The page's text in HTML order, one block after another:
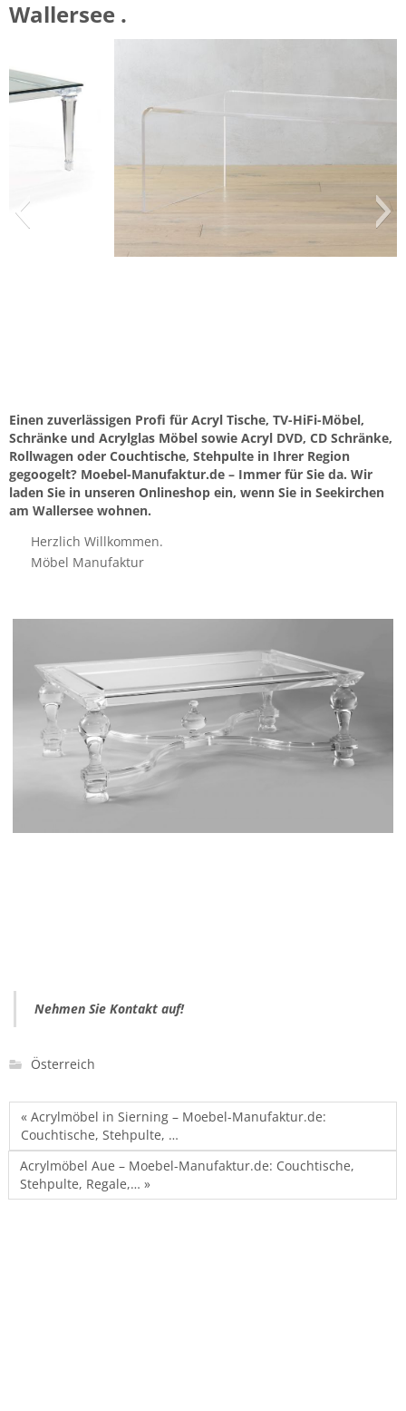
Wallersee .
Einen zuverlässigen Profi für Acryl Tische, TV-HiFi-Möbel,
Schränke und Acrylglas Möbel sowie Acryl DVD, CD Schränke,
Rollwagen oder Couchtische, Stehpulte in Ihrer Region
gegoogelt? Moebel-Manufaktur.de – Immer für Sie da. Wir
laden Sie in unseren Onlineshop ein, wenn Sie in Seekirchen
am Wallersee wohnen.
Herzlich Willkommen.
Möbel Manufaktur
Nehmen Sie Kontakt auf!
Österreich
« Acrylmöbel in Sierning – Moebel-Manufaktur.de:
Couchtische, Stehpulte, …
Acrylmöbel Aue – Moebel-Manufaktur.de: Couchtische,
Stehpulte, Regale,… »